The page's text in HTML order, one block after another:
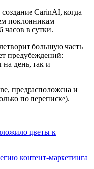
CarinAI, когда
поклонникам
часов в сутки.
большую часть
предубеждений:
день, так и
предрасположена и
по переписке).
цветы к
контент-маркетинга